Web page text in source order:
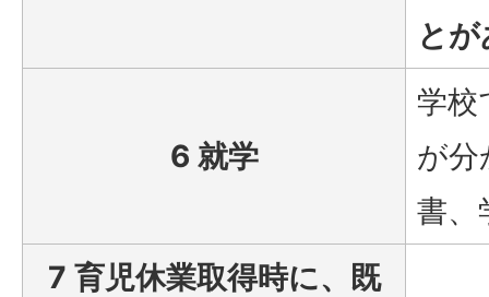
と
6 就学
学校
が分
書、
7 育児休業取得時に、既